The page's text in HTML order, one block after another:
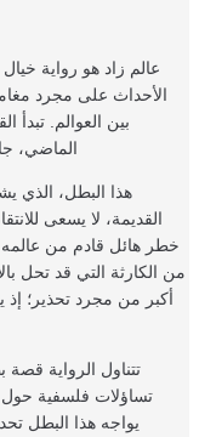
عالم زاد هو رواية خيال
الأحداث على مجرد
بين العوالم. تبدأ
الماضي، جاء
هذا البطل، الذي
القديمة، لا يسعى
هائل قادم من عالمه
الكارثة التي قد تحل
من مجرد تحذير؛ إذ
تتناول الرواية قصة
تساؤلات فلسفية حول
يواجه هذا البطل